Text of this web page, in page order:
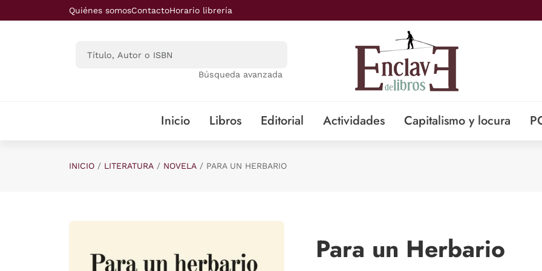
Saltar al contenido principal
Quiénes somosContactoHorario librería
Búsqueda avanzada
Inicio Libros Editorial Actividades Capitalismo y locura
INICIO LITERATURA NOVELA PARA UN HERBARIO
Para un Herbario